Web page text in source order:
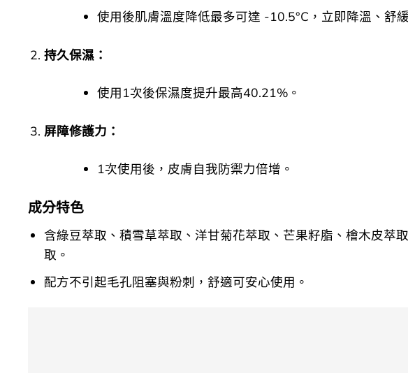
使用後肌膚溫度降低最多可達 -10.5°C，立即降溫、舒
持久保濕：
使用1次後保濕度提升最高40.21%。
屏障修護力：
1次使用後，皮膚自我防禦力倍增。
成分特色
含綠豆萃取、積雪草萃取、洋甘菊花萃取、芒果籽脂、檜木皮萃
取。
配方不引起毛孔阻塞與粉刺，舒適可安心使用。